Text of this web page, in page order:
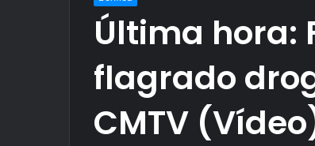
Última hora:
flagrado
CMTV